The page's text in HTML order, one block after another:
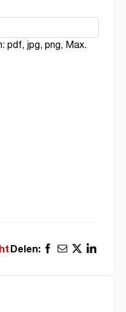
pdf, jpg, png, Max.
Delen: